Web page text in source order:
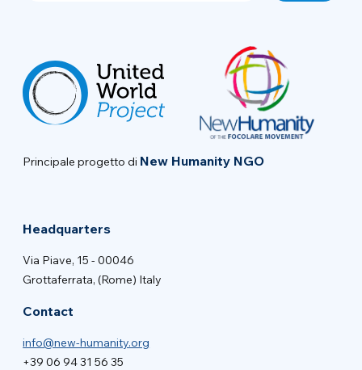
Principale progetto di New Humanity NGO
Headquarters
Via Piave, 15 - 00046
Grottaferrata, (Rome) Italy
Contact
info@new-humanity.org
+39 06 94 31 56 35